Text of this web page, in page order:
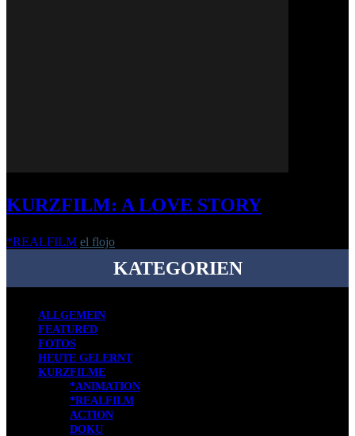
KURZFILM: A LOVE STORY
*REALFILM el flojo
KATEGORIEN
ALLGEMEIN
FEATURED
FOTOS
HEUTE GELERNT
KURZFILME
*ANIMATION
*REALFILM
ACTION
DOKU